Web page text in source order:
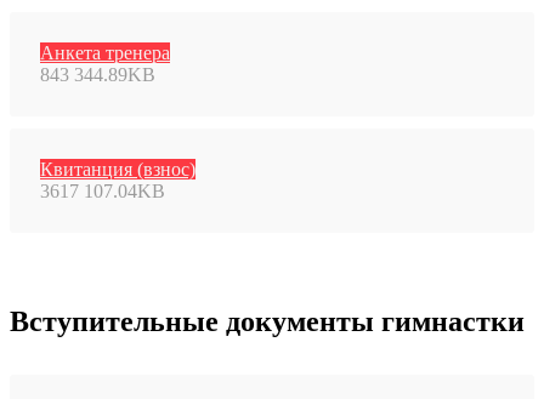
Анкета тренера
843 344.89KB
Квитанция (взнос)
3617 107.04KB
Вступительные документы гимнастки